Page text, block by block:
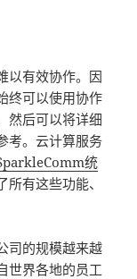
以有效协作。因
终可以使用协作
然后可以将详细
考。云计算服务
统
有这些功能、
司的规模越来越
世界各地的员工